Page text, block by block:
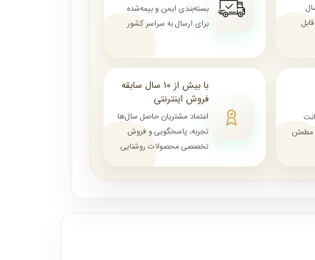
بسته‌بندی ایمن و بیمه‌شده
برای ارسال به سراسر کشور
مطمئن
با بیش از ۱۰ سال سابقه
فروش اینترنتی
اعتماد مشتریان حاصل سال‌ها
تجربه، پاسخگویی و فروش
تخصصی محصولات روشنایی